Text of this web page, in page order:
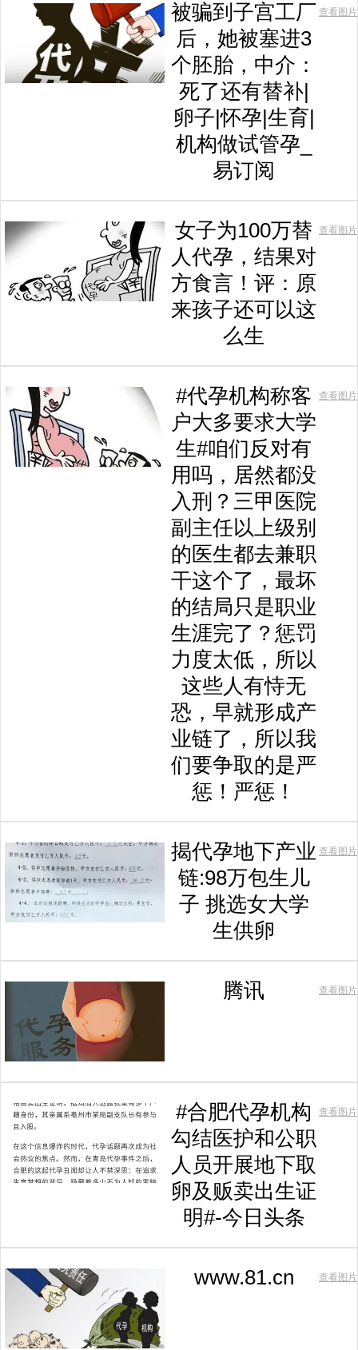
被骗到子宫工厂
后，她被塞进3
个胚胎，中介：
死了还有替补|
卵子|怀孕|生育|
机构做试管孕_
易订阅
查看图片
女子为100万替
人代孕，结果对
方食言！评：原
来孩子还可以这
么生
查看图片
#代孕机构称客
户大多要求大学
生#咱们反对有
用吗，居然都没
入刑？三甲医院
副主任以上级别
的医生都去兼职
干这个了，最坏
的结局只是职业
生涯完了？惩罚
力度太低，所以
这些人有恃无
恐，早就形成产
业链了，所以我
们要争取的是严
惩！严惩！
查看图片
揭代孕地下产业
链:98万包生儿
子 挑选女大学
生供卵
查看图片
腾讯 查看图片
#合肥代孕机构
勾结医护和公职
人员开展地下取
卵及贩卖出生证
明#-今日头条
查看图片
www.81.cn 查看图片